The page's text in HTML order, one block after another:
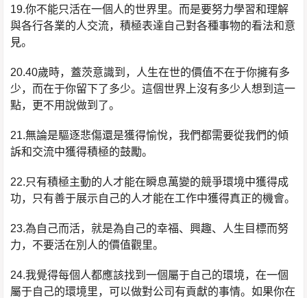
19.你不能只活在一個人的世界里。而是要努力學習和理解
與各行各業的人交流，積極表達自己對各種事物的看法和意
見。
20.40歲時，蓋茨意識到，人生在世的價值不在于你擁有多
少，而在于你留下了多少。這個世界上沒有多少人想到這一
點，更不用說做到了。
21.無論是驅逐悲傷還是獲得愉悅，我們都需要從我們的傾
訴和交流中獲得積極的鼓勵。
22.只有積極主動的人才能在瞬息萬變的競爭環境中獲得成
功，只有善于展示自己的人才能在工作中獲得真正的機會。
23.為自己而活，就是為自己的幸福、興趣、人生目標而努
力，不要活在別人的價值觀里。
24.我覺得每個人都應該找到一個屬于自己的環境，在一個
屬于自己的環境里，可以做對公司有貢獻的事情。如果你在